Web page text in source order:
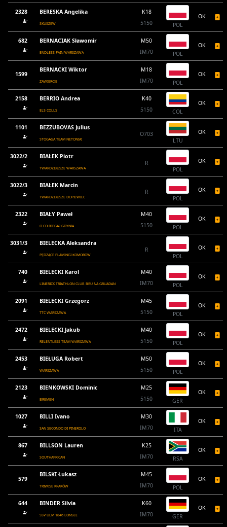
2328 BERESKA Angelika
SKUSZEW
K18
5150
POL
OK
682 BERNACIAK Sławomir
ENDLESS PAIN WARSZAWA
M50
IM70
POL
OK
1599
BERNACKI Wiktor
ZAWIERCIE
M18
IM70
POL
OK
2158 BERRIO Andrea
ELS COLLS
K40
5150
COL
OK
1101 BEZZUBOVAS Julius
STOGAGA TEAM NETONIAI
O703
LTU
OK
3022/2 BIAŁEK Piotr
TWARDZI3USZE WARSZAWA
R
POL
OK
3022/3 BIAŁEK Marcin
TWARDZI3USZE DOPIEWIEC
R
POL
OK
2322 BIAŁY Paweł
O CO BIEGA? GDYNIA
M40
5150
POL
OK
3031/3 BIELECKA Aleksandra
PĘDZĄCE FLAMINGI KOMOROW
R
POL
OK
740 BIELECKI Karol
LIMERICK TRIATHLON CLUB BRU NA GRUADAN
M40
IM70
POL
OK
2091 BIELECKI Grzegorz
TTC WARSZAWA
M45
5150
POL
OK
2472 BIELECKI Jakub
RELENTLESS TEAM WARSZAWA
M40
5150
POL
OK
2453 BIEŁUGA Robert
WARSZAWA
M50
5150
POL
OK
2123 BIENKOWSKI Dominic
BREMEN
M25
5150
GER
OK
1027 BILLI Ivano
SAN SECONDO DI PINEROLO
M30
IM70
ITA
OK
867 BILLSON Lauren
SOUTHAFRICAN
K25
IM70
RSA
OK
579
BILSKI Łukasz
TRIWISE KRAKÓW
M45
IM70
POL
OK
644 BINDER Silvia
SSV ULM 1846 LONSEE
K60
IM70
GER
OK